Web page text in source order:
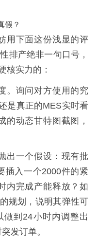
假？
用下面这份浅显的评
排产绝非一句口号，
核实力的：
。询问对方使用的究
是真正的MES实时看
的动态甘特图截图，
出一个假设：现有批
插入一个2000件的紧
内完成产能释放？如
规划，说明其弹性可
做到24小时内调整出
发订单。